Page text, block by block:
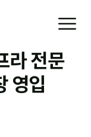
라 전문
영입